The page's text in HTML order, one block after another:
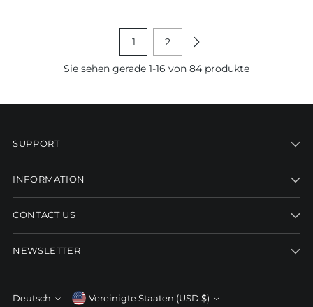
1 2
Sie sehen gerade 1-16 von 84 produkte
SUPPORT
INFORMATION
CONTACT US
NEWSLETTER
Deutsch Währung Vereinigte Staaten (USD $)